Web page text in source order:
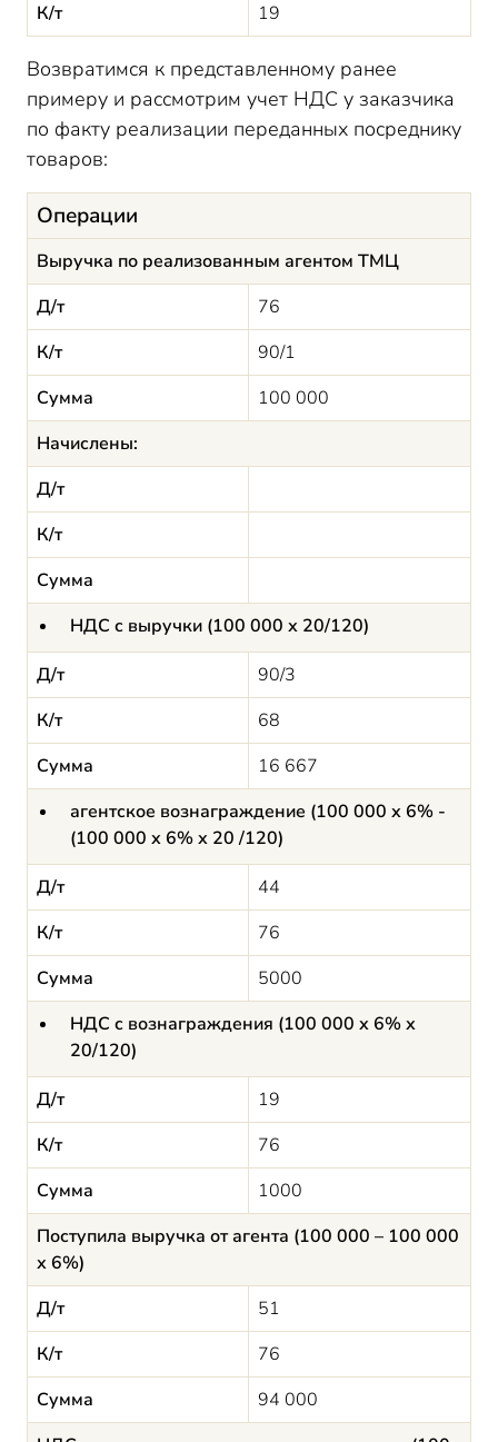
К/т
19
Возвратимся к представленному ранее
примеру и рассмотрим учет НДС у заказчика
по факту реализации переданных посреднику
товаров:
Операции
Выручка по реализованным агентом ТМЦ
Д/т
76
К/т
90/1
Сумма
100 000
Начислены:
Д/т
К/т
Сумма
НДС с выручки (100 000 х 20/120)
Д/т
90/3
К/т
68
Сумма
16 667
агентское вознаграждение (100 000 х 6% -
(100 000 х 6% х 20 /120)
Д/т
44
К/т
76
Сумма
5000
НДС с вознаграждения (100 000 х 6% х
20/120)
Д/т
19
К/т
76
Сумма
1000
Поступила выручка от агента (100 000 – 100 000
х 6%)
Д/т
51
К/т
76
Сумма
94 000